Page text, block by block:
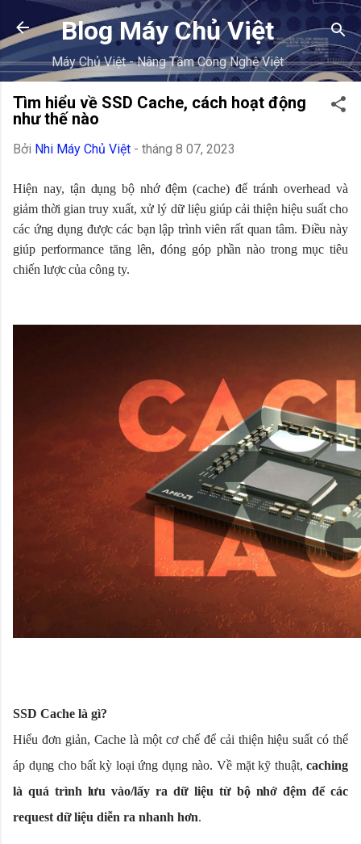
Chuyển đến nội dung chính
Blog Máy Chủ Việt
Máy Chủ Việt - Nâng Tầm Công Nghệ Việt
Tìm hiểu về SSD Cache, cách hoạt động
như thế nào
Bởi Nhi Máy Chủ Việt - tháng 8 07, 2023
Hiện nay, tận dụng bộ nhớ đệm (cache) để tránh overhead và
giảm thời gian truy xuất, xử lý dữ liệu giúp cải thiện hiệu suất cho
các ứng dụng được các bạn lập trình viên rất quan tâm. Điều này
giúp performance tăng lên, đóng góp phần nào trong mục tiêu
chiến lược của công ty.
SSD Cache là gì?
Hiểu đơn giản, Cache là một cơ chế để cải thiện hiệu suất có thể
áp dụng cho bất kỳ loại ứng dụng nào. Về mặt kỹ thuật,caching
là quá trình lưu vào/lấy ra dữ liệu từ bộ nhớ đệm để các
request dữ liệu diễn ra nhanh hơn.